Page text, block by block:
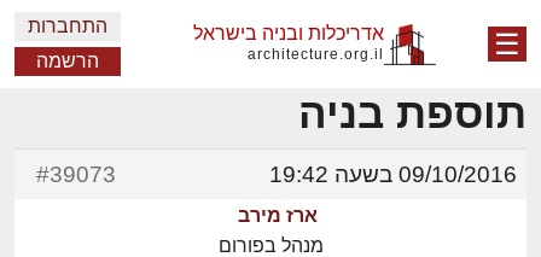
☰ אדריכלות ובניה בישראל
architecture.org.il
התחברות
הרשמה
תוספת בניה
09/10/2016 בשעה 19:42 #39073
ארז מירב
מנהל בפורום